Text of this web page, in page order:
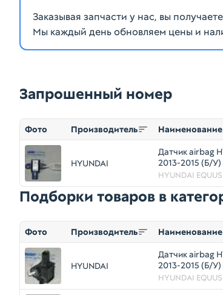
Заказывая запчасти у нас, вы
Мы каждый день обновляем цены и
Запрошенный номер
Фото Производитель Наименование
HYUNDAI
Датчик airbag
2013-2015 (Б/У)
HYUNDAI EQUUS
Подборки товаров в
Фото Производитель Наименование
HYUNDAI
Датчик airbag
2013-2015 (Б/У)
HYUNDAI EQUUS